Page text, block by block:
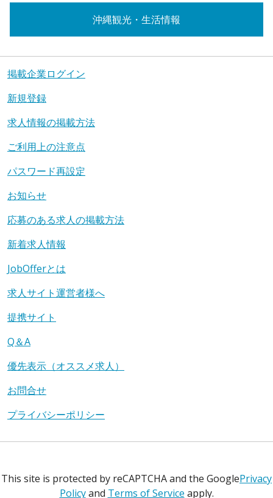
沖縄観光・生活情報
掲載企業ログイン
新規登録
求人情報の掲載方法
ご利用上の注意点
パスワード再設定
お知らせ
応募のある求人の掲載方法
新着求人情報
JobOfferとは
求人サイト運営者様へ
提携サイト
Q＆A
優先表示（オススメ求人）
お問合せ
プライバシーポリシー
This site is protected by reCAPTCHA and the GooglePrivacy
Policyand Terms of Service apply.